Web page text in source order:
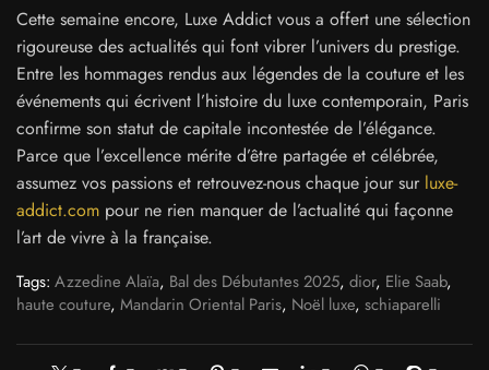
Cette semaine encore, Luxe Addict vous a offert une sélection
rigoureuse des actualités qui font vibrer l’univers du prestige.
Entre les hommages rendus aux légendes de la couture et les
événements qui écrivent l’histoire du luxe contemporain, Paris
confirme son statut de capitale incontestée de l’élégance.
Parce que l’excellence mérite d’être partagée et célébrée,
assumez vos passions et retrouvez-nous chaque jour sur luxe-
addict.com pour ne rien manquer de l’actualité qui façonne
l’art de vivre à la française.
Tags: Azzedine Alaïa, Bal des Débutantes 2025, dior, Elie Saab,
haute couture, Mandarin Oriental Paris, Noël luxe, schiaparelli